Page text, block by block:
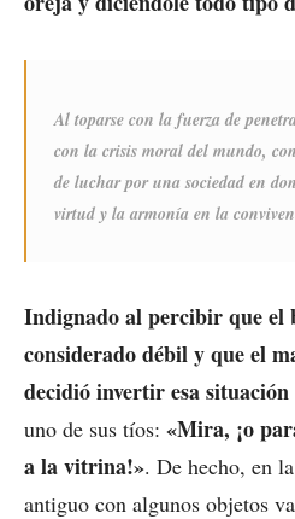
Al toparse con la fuerza de
con la crisis moral del mundo,
de luchar por una sociedad en
virtud y la armonía en la
Indignado al percibir que el
considerado débil y que el
decidió invertir esa situación
uno de sus tíos: «Mira, ¡o
a la vitrina!». De hecho, en
antiguo con algunos objetos